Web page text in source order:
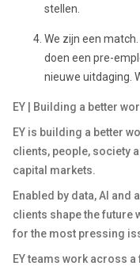
stellen.
We zijn een
doen een pre-
nieuwe uitdaging.
EY | Building a better
EY is building a better
clients, people, society
capital markets.
Enabled by data, AI and
clients shape the future
for the most pressing
EY teams work across